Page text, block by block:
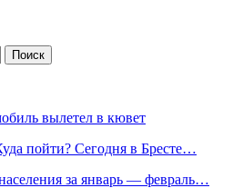
вылетел в кювет
пойти? Сегодня в Бресте…
за январь — февраль…